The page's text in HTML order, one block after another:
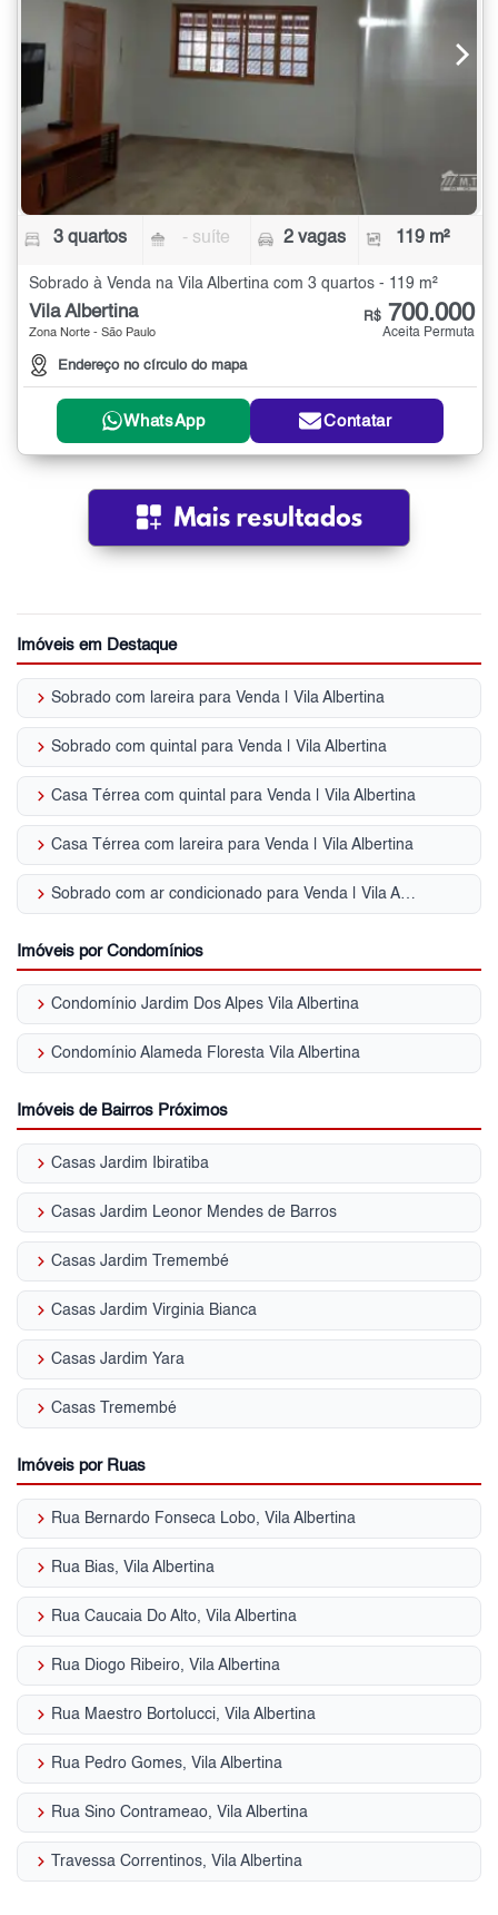
3 quartos - suíte 2 vagas 119 m²
Sobrado à Venda na Vila Albertina com 3 quartos - 119 m²
Vila Albertina
Zona Norte - São Paulo
Endereço no círculo do mapa
R$ 700.000
Aceita Permuta
WhatsApp Contatar
Imóveis em Destaque
keyboard_arrow_right Sobrado com lareira para Venda | Vila Albertina
keyboard_arrow_right Sobrado com quintal para Venda | Vila Albertina
keyboard_arrow_right Casa Térrea com quintal para Venda | Vila Albertina
keyboard_arrow_right Casa Térrea com lareira para Venda | Vila Albertina
keyboard_arrow_right Sobrado com ar condicionado para Venda | Vila Albertina
Imóveis por Condomínios
keyboard_arrow_right Condomínio Jardim Dos Alpes Vila Albertina
keyboard_arrow_right Condomínio Alameda Floresta Vila Albertina
Imóveis de Bairros Próximos
keyboard_arrow_right Casas Jardim Ibiratiba
keyboard_arrow_right Casas Jardim Leonor Mendes de Barros
keyboard_arrow_right Casas Jardim Tremembé
keyboard_arrow_right Casas Jardim Virginia Bianca
keyboard_arrow_right Casas Jardim Yara
keyboard_arrow_right Casas Tremembé
Imóveis por Ruas
keyboard_arrow_right Rua Bernardo Fonseca Lobo, Vila Albertina
keyboard_arrow_right Rua Bias, Vila Albertina
keyboard_arrow_right Rua Caucaia Do Alto, Vila Albertina
keyboard_arrow_right Rua Diogo Ribeiro, Vila Albertina
keyboard_arrow_right Rua Maestro Bortolucci, Vila Albertina
keyboard_arrow_right Rua Pedro Gomes, Vila Albertina
keyboard_arrow_right Rua Sino Contrameao, Vila Albertina
keyboard_arrow_right Travessa Correntinos, Vila Albertina